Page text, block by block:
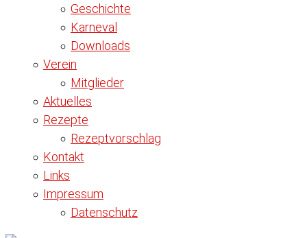
Geschichte
Karneval
Downloads
Verein
Mitglieder
Aktuelles
Rezepte
Rezeptvorschlag
Kontakt
Links
Impressum
Datenschutz